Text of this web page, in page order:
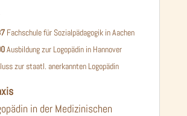
Fachschule für Sozialpädagogik in Aachen
Ausbildung zur Logopädin in Hannover
zur staatl. anerkannten Logopädin
in der Medizinischen